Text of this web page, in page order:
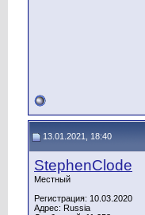
13.01.2021, 18:40
StephenClode
Местный
Регистрация: 10.03.2020
Адрес: Russia